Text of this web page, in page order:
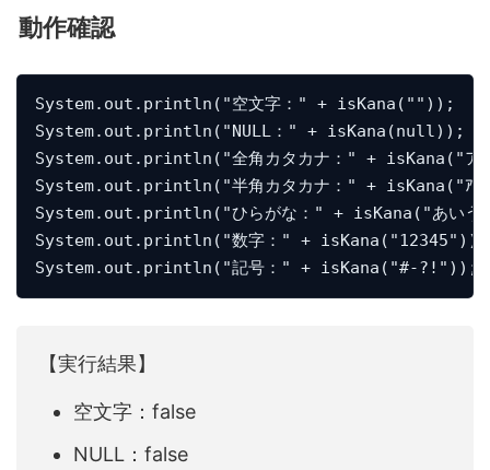
動作確認
System.out.println("空文字：" + isKana(""));
System.out.println("NULL：" + isKana(null));
System.out.println("全角カタカナ：" + isKana("ア
System.out.println("半角カタカナ：" + isKana("ｱ
System.out.println("ひらがな：" + isKana("あい
System.out.println("数字：" + isKana("12345"));
System.out.println("記号：" + isKana("#-?!"));
【実行結果】
空文字：false
NULL：false